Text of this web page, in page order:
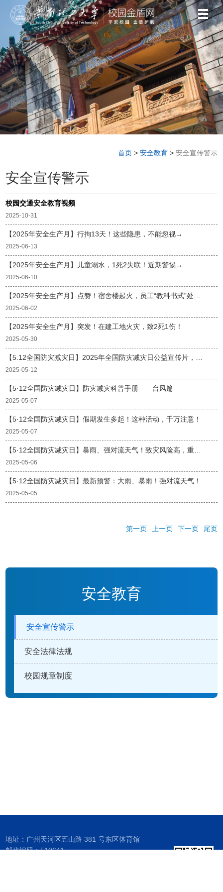
安全宣传警示
首页> 安全教育> 安全宣传警示
校园交通安全教育视频
2025-10-31
【2025年安全生产月】行拘13天！这些隐患，不能忽视→
2025-06-13
【2025年安全生产月】儿童溺水，1死2失联！近期警惕→
2025-06-10
2025-06-02
【2025年安全生产月】突发！在建工地火灾，致2死1伤！
2025-05-30
2025-05-12
【5·12全国防灾减灾日】防灾减灾科普手册——台风篇
2025-05-07
【5·12全国防灾减灾日】假期发生多起！这种活动，千万注意！
2025-05-07
2025-05-06
【5·12全国防灾减灾日】最新预警：大雨、暴雨！强对流天气！
2025-05-05
第一页 上一页 下一页 尾页
安全教育
安全宣传警示
安全法律法规
校园规章制度
地址：广州天河区五山路 381 号东区体育馆
邮政编码：510641